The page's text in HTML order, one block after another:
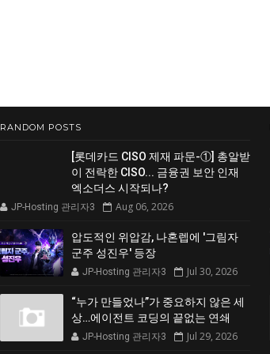
RANDOM POSTS
[롯데카드 CISO 제재 파문-①] 총알받
이 전락한 CISO... 금융권 보안 인재
엑소더스 시작되나?
JP-Hosting 관리자3 Aug 06, 2026
압도적인 위압감, 나혼렙에 '그림자
군주 성진우' 등장
JP-Hosting 관리자3 Jul 30, 2026
“누가 만들었나”가 중요하지 않은 세
상…에이전트 코딩의 끝없는 연쇄
JP-Hosting 관리자3 Jul 29, 2026